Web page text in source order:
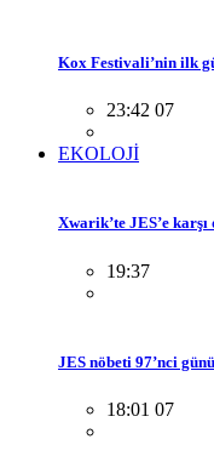
Kox Festivali’nin ilk
23:42 07
EKOLOJİ
Xwarik’te JES’e
19:37
JES nöbeti 97’nci
18:01 07